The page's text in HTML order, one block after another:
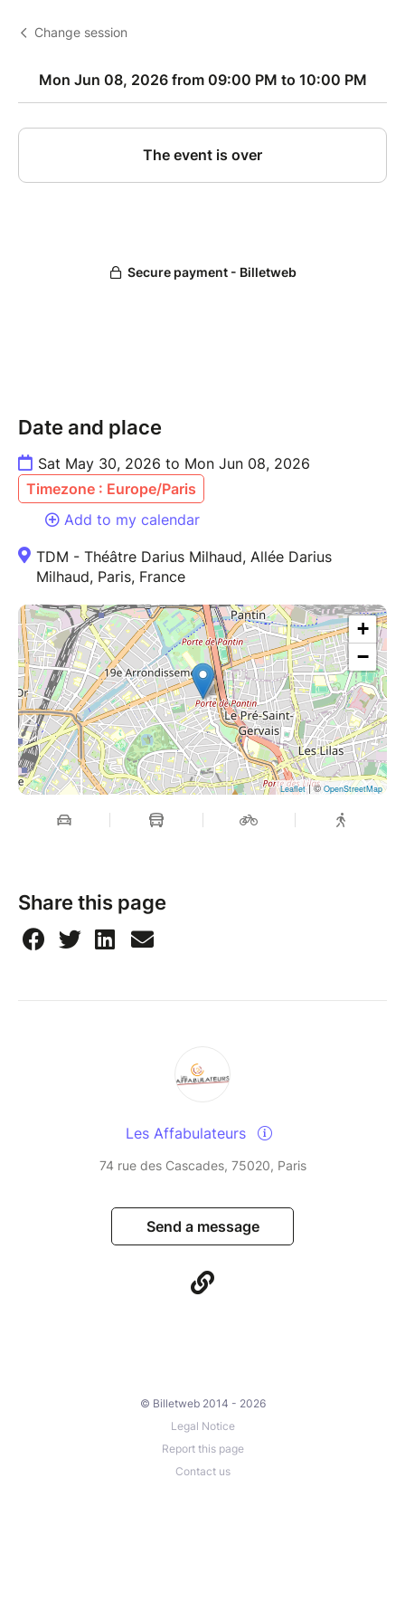
Date and place
Sat May 30, 2026 to Mon Jun 08, 2026
Timezone : Europe/Paris
Add to my calendar
TDM - Théâtre Darius Milhaud, Allée Darius
Milhaud, Paris, France
+
−
Leaflet| © OpenStreetMap
Share this page
Les Affabulateurs
74 rue des Cascades, 75020, Paris
Send a message
© Billetweb 2014 - 2026
Legal Notice
Report this page
Contact us